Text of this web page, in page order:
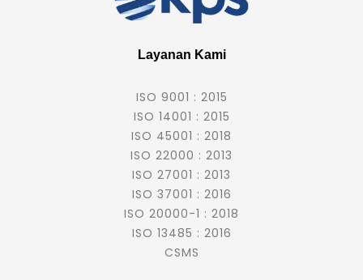
Layanan Kami
ISO 9001 : 2015
ISO 14001 : 2015
ISO 45001 : 2018
ISO 22000 : 2013
ISO 27001 : 2013
ISO 37001 : 2016
ISO 20000-1 : 2018
ISO 13485 : 2016
CSMS